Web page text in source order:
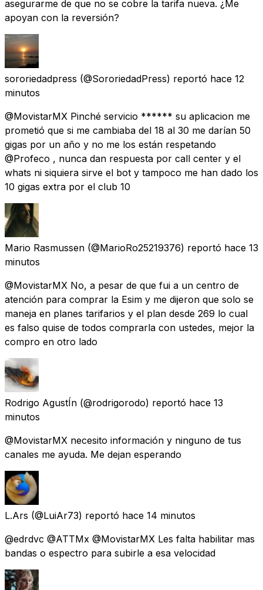
asegurarme de que no se cobre la tarifa nueva. ¿Me
apoyan con la reversión?
sororiedadpress (@SororiedadPress) reportó hace 12
minutos
@MovistarMX Pinché servicio ****** su aplicacion me
prometió que si me cambiaba del 18 al 30 me darían 50
gigas por un año y no me los están respetando
@Profeco , nunca dan respuesta por call center y el
whats ni siquiera sirve el bot y tampoco me han dado los
10 gigas extra por el club 10
Mario Rasmussen (@MarioRo25219376) reportó hace 13
minutos
@MovistarMX No, a pesar de que fui a un centro de
atención para comprar la Esim y me dijeron que solo se
maneja en planes tarifarios y el plan desde 269 lo cual
es falso quise de todos comprarla con ustedes, mejor la
compro en otro lado
Rodrigo AgustÍn (@rodrigorodo) reportó hace 13
minutos
@MovistarMX necesito información y ninguno de tus
canales me ayuda. Me dejan esperando
L.Ars (@LuiAr73) reportó hace 14 minutos
@edrdvc @ATTMx @MovistarMX Les falta habilitar mas
bandas o espectro para subirle a esa velocidad